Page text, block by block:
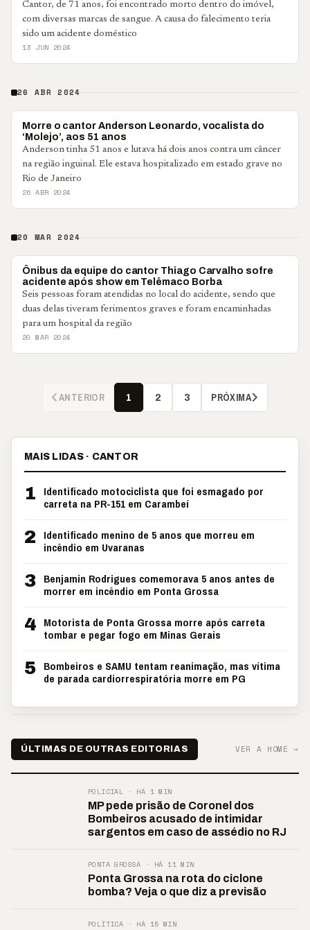
Cantor, de 71 anos, foi encontrado morto dentro do imóvel,
com diversas marcas de sangue. A causa do falecimento teria
sido um acidente doméstico
13 JUN 2024
26 ABR 2024
BRASIL
Morre o cantor Anderson Leonardo, vocalista do
‘Molejo’, aos 51 anos
Anderson tinha 51 anos e lutava há dois anos contra um câncer
na região inguinal. Ele estava hospitalizado em estado grave no
Rio de Janeiro
26 ABR 2024
20 MAR 2024
POLICIAL
Ônibus da equipe do cantor Thiago Carvalho sofre
acidente após show em Telêmaco Borba
Seis pessoas foram atendidas no local do acidente, sendo que
duas delas tiveram ferimentos graves e foram encaminhadas
para um hospital da região
20 MAR 2024
ANTERIOR 1 2 3 PRÓXIMA
MAIS LIDAS · CANTOR
1
Identificado motociclista que foi esmagado por
carreta na PR-151 em Carambeí
2
Identificado menino de 5 anos que morreu em
incêndio em Uvaranas
3 Benjamin Rodrigues comemorava 5 anos antes de
morrer em incêndio em Ponta Grossa
4 Motorista de Ponta Grossa morre após carreta
tombar e pegar fogo em Minas Gerais
5 Bombeiros e SAMU tentam reanimação, mas vítima
de parada cardiorrespiratória morre em PG
ÚLTIMAS DE OUTRAS EDITORIAS VER A HOME →
POLICIAL · HÁ 1 MIN
MP pede prisão de Coronel dos
Bombeiros acusado de intimidar
sargentos em caso de assédio no RJ
PONTA GROSSA · HÁ 11 MIN
Ponta Grossa na rota do ciclone
bomba? Veja o que diz a previsão
POLÍTICA · HÁ 15 MIN